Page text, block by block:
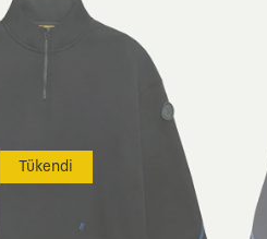
Tükendi